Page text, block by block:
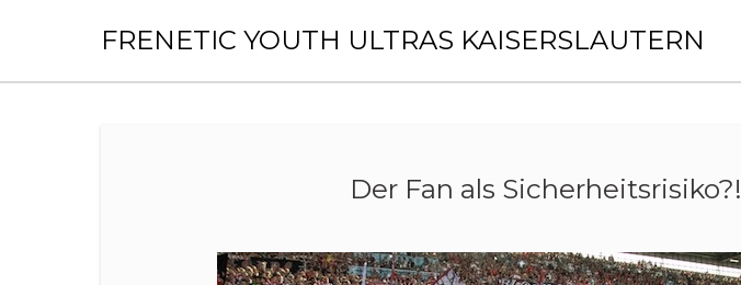
FRENETIC YOUTH ULTRAS KAISERSLAUTERN
Der Fan als Sicherheitsrisiko?!